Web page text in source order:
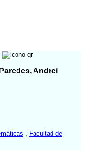
Andrei
Facultad de